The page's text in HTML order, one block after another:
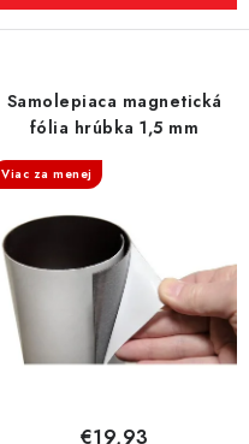
Samolepiaca magnetická
fólia hrúbka 1,5 mm
Viac za menej
€19,93